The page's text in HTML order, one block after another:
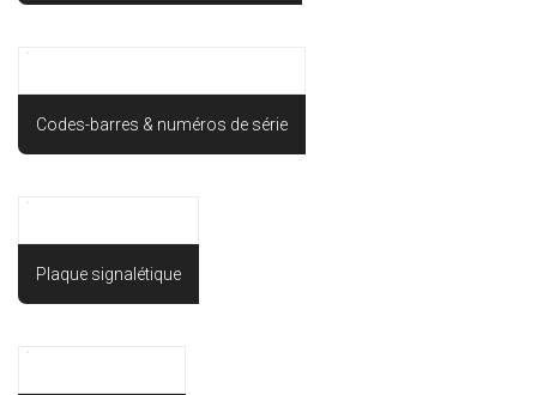
Codes-barres & numéros de série
Plaque signalétique